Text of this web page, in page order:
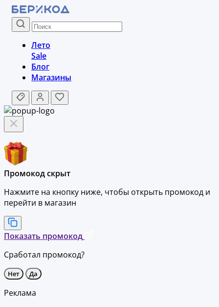
Лето
Sale
Блог
Магазины
Промокод скрыт
Нажмите на кнопку ниже, чтобы открыть промокод и
перейти в магазин
Показать промокод
Сработал промокод?
Нет Да
Реклама